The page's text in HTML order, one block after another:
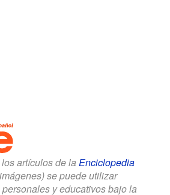
artículos de la Enciclopedia
se puede utilizar
y educativos bajo la